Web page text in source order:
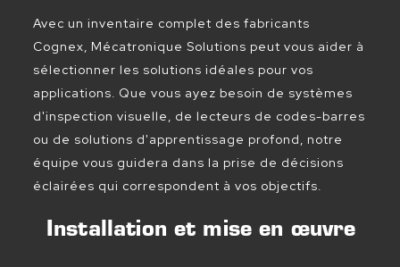
Avec un inventaire complet des fabricants
Cognex, Mécatronique Solutions peut vous aider à
sélectionner les solutions idéales pour vos
applications. Que vous ayez besoin de systèmes
d'inspection visuelle, de lecteurs de codes-barres
ou de solutions d'apprentissage profond, notre
équipe vous guidera dans la prise de décisions
éclairées qui correspondent à vos objectifs.
Installation et mise en œuvre